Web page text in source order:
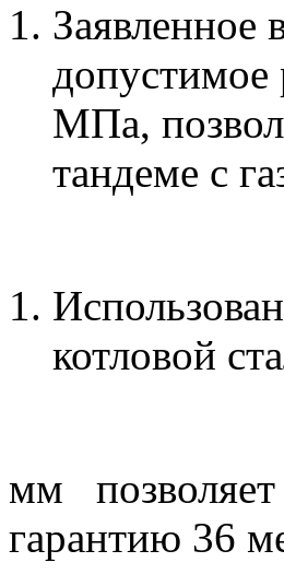
Заявленное
допустимое
МПа,
тандеме с
котловой
мм позволяет
гарантию 36